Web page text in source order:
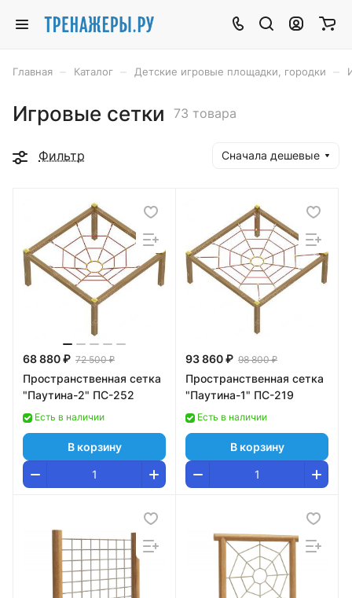
Главная Каталог Детские игровые площадки, городки
Игровые сетки 73 товара
Фильтр Сначала дешевые
68 880 ₽ 72 500 ₽
Пространственная сетка
"Паутина-2" ПС-252
Есть в наличии
В корзину
93 860 ₽ 98 800 ₽
Пространственная сетка
"Паутина-1" ПС-219
Есть в наличии
В корзину